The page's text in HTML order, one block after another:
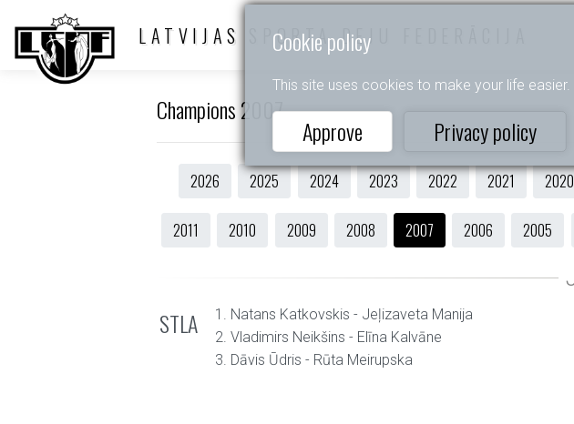
Cookie policy
This site uses cookies to make your life easier.
Approve Privacy policy
LATVIJAS SPORTA DEJU FEDERĀCIJA
Champions 2007
2026 2025 2024 2023 2022 2021 2020
2011 2010 2009 2008 2007 2006 2005
STLA
1. Natans Katkovskis - Jeļizaveta Manija
2. Vladimirs Neikšins - Elīna Kalvāne
3. Dāvis Ūdris - Rūta Meirupska